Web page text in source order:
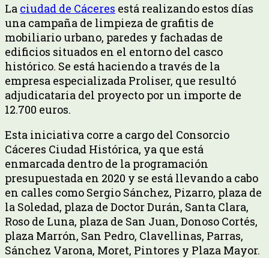
La ciudad de Cáceres está realizando estos días
una campaña de limpieza de grafitis de
mobiliario urbano, paredes y fachadas de
edificios situados en el entorno del casco
histórico. Se está haciendo a través de la
empresa especializada Proliser, que resultó
adjudicataria del proyecto por un importe de
12.700 euros.
Esta iniciativa corre a cargo del Consorcio
Cáceres Ciudad Histórica, ya que está
enmarcada dentro de la programación
presupuestada en 2020 y se está llevando a cabo
en calles como Sergio Sánchez, Pizarro, plaza de
la Soledad, plaza de Doctor Durán, Santa Clara,
Roso de Luna, plaza de San Juan, Donoso Cortés,
plaza Marrón, San Pedro, Clavellinas, Parras,
Sánchez Varona, Moret, Pintores y Plaza Mayor.